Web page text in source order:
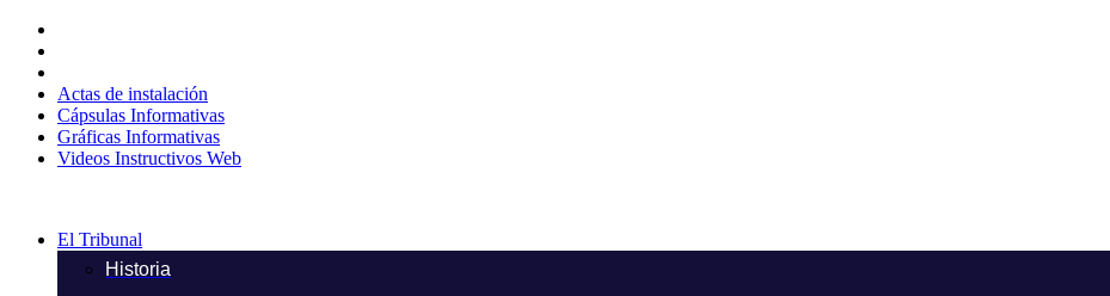
contenido
Actas de instalación
Cápsulas Informativas
Gráficas Informativas
Videos Instructivos Web
El Tribunal
Historia